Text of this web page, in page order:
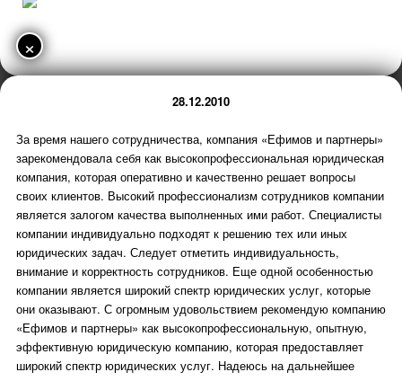
×
28.12.2010
За время нашего сотрудничества, компания «Ефимов и партнеры»
зарекомендовала себя как высокопрофессиональная юридическая
компания, которая оперативно и качественно решает вопросы
своих клиентов. Высокий профессионализм сотрудников компании
является залогом качества выполненных ими работ. Специалисты
компании индивидуально подходят к решению тех или иных
юридических задач. Следует отметить индивидуальность,
внимание и корректность сотрудников. Еще одной особенностью
компании является широкий спектр юридических услуг, которые
они оказывают. С огромным удовольствием рекомендую компанию
«Ефимов и партнеры» как высокопрофессиональную, опытную,
эффективную юридическую компанию, которая предоставляет
широкий спектр юридических услуг. Надеюсь на дальнейшее